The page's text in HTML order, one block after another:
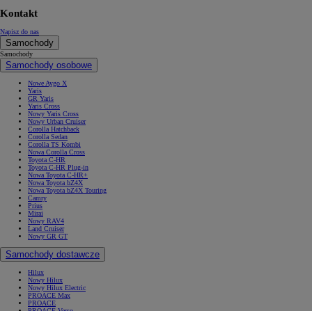
Kontakt
Napisz do nas
Samochody
Samochody
Samochody osobowe
Nowe Aygo X
Yaris
GR Yaris
Yaris Cross
Nowy Yaris Cross
Nowy Urban Cruiser
Corolla Hatchback
Corolla Sedan
Corolla TS Kombi
Nowa Corolla Cross
Toyota C-HR
Toyota C-HR Plug-in
Nowa Toyota C-HR+
Nowa Toyota bZ4X
Nowa Toyota bZ4X Touring
Camry
Prius
Mirai
Nowy RAV4
Land Cruiser
Nowy GR GT
Samochody dostawcze
Hilux
Nowy Hilux
Nowy Hilux Electric
PROACE Max
PROACE